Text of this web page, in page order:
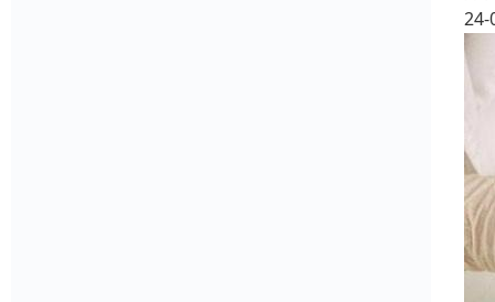
24-